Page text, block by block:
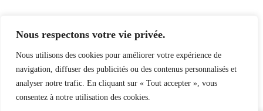
Nous respectons votre vie privée.
Nous utilisons des cookies pour améliorer votre expérience de
navigation, diffuser des publicités ou des contenus personnalisés et
analyser notre trafic. En cliquant sur « Tout accepter », vous
consentez à notre utilisation des cookies.